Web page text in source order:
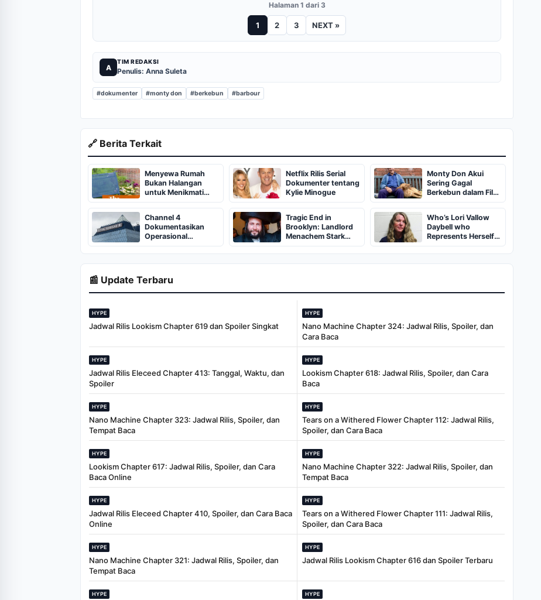
Halaman 1 dari 3
1 2 3 NEXT »
A
TIM REDAKSI
Penulis: Anna Suleta
#dokumenter #monty don #berkebun #barbour
🔗 Berita Terkait
Menyewa Rumah
Bukan Halangan
untuk Menikmati
Hidup
Netflix Rilis Serial
Dokumenter tentang
Kylie Minogue
Monty Don Akui
Sering Gagal
Berkebun dalam Film
Dokumenter Barbour
Channel 4
Dokumentasikan
Operasional
Restoran Royal
Nawaab di Stockport
Pyramid
Tragic End in
Brooklyn: Landlord
Menachem Stark
Abducted,
Suffocated, and Left
Burned in a
Who’s Lori Vallow
Daybell who
Represents Herself
in Fourth Husband's
Murder Trial
📰 Update Terbaru
HYPE
Jadwal Rilis Lookism Chapter 619 dan Spoiler Singkat
HYPE
Nano Machine Chapter 324: Jadwal Rilis, Spoiler, dan
Cara Baca
HYPE
Jadwal Rilis Eleceed Chapter 413: Tanggal, Waktu, dan
Spoiler
HYPE
Lookism Chapter 618: Jadwal Rilis, Spoiler, dan Cara
Baca
HYPE
Nano Machine Chapter 323: Jadwal Rilis, Spoiler, dan
Tempat Baca
HYPE
Tears on a Withered Flower Chapter 112: Jadwal Rilis,
Spoiler, dan Cara Baca
HYPE
Lookism Chapter 617: Jadwal Rilis, Spoiler, dan Cara
Baca Online
HYPE
Nano Machine Chapter 322: Jadwal Rilis, Spoiler, dan
Tempat Baca
HYPE
Jadwal Rilis Eleceed Chapter 410, Spoiler, dan Cara Baca
Online
HYPE
Tears on a Withered Flower Chapter 111: Jadwal Rilis,
Spoiler, dan Cara Baca
HYPE
Nano Machine Chapter 321: Jadwal Rilis, Spoiler, dan
Tempat Baca
HYPE
Jadwal Rilis Lookism Chapter 616 dan Spoiler Terbaru
HYPE HYPE